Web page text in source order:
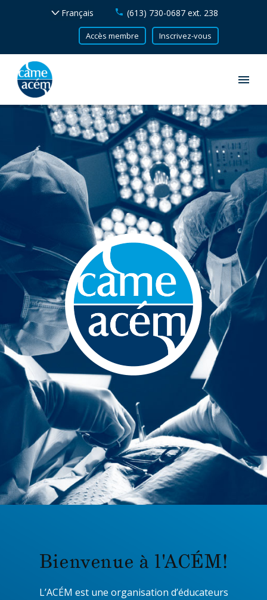
(613) 730-0687 ext. 238
Accès membre Inscrivez-vous
Bienvenue à l'ACÉM!
L’ACÉM est une organisation d’éducateurs